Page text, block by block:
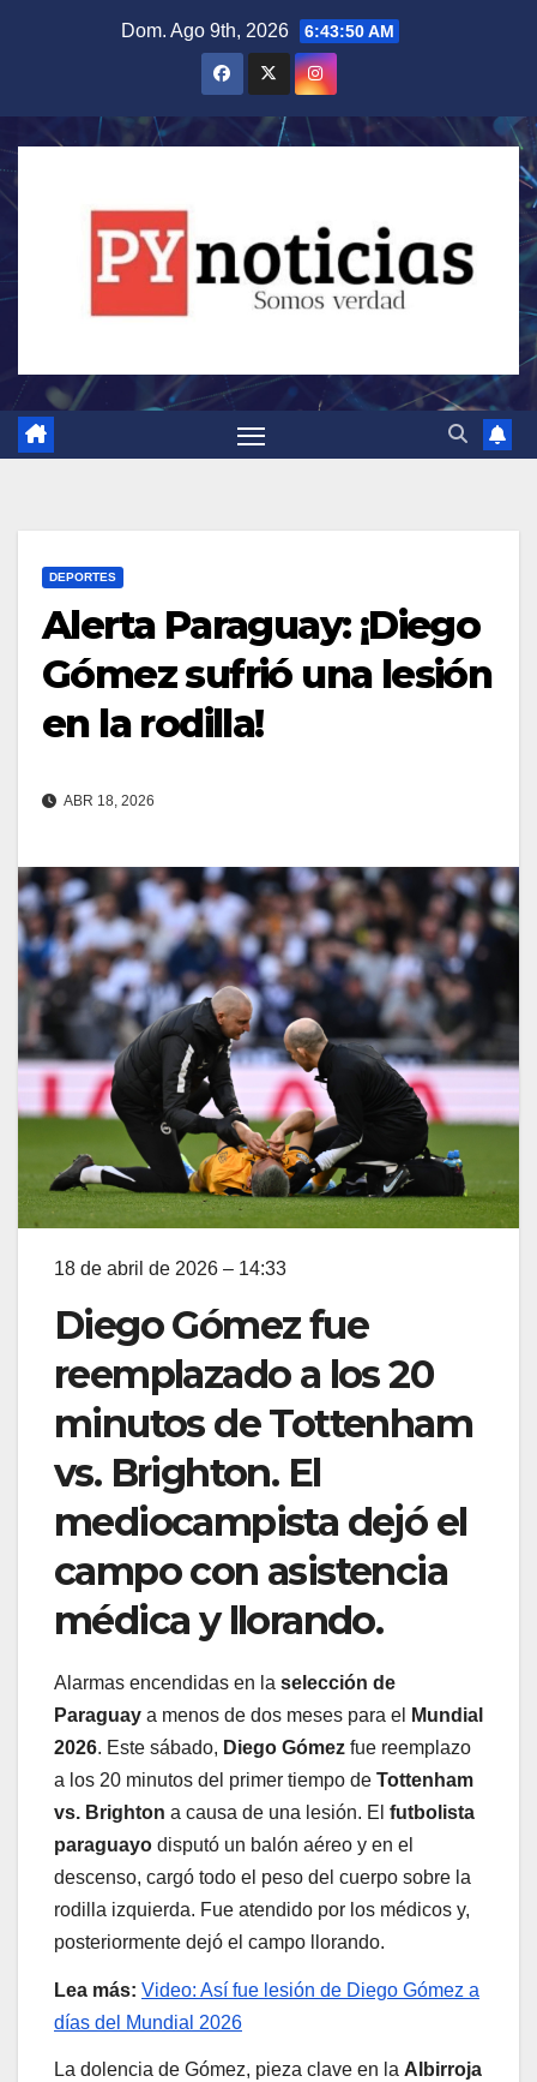
Dom. Ago 9th, 2026 6:43:51 AM
DEPORTES
Alerta Paraguay: ¡Diego
Gómez sufrió una lesión
en la rodilla!
ABR 18, 2026
18 de abril de 2026 – 14:33
Diego Gómez fue
reemplazado a los 20
minutos de Tottenham
vs. Brighton. El
mediocampista dejó el
campo con asistencia
médica y llorando.
Alarmas encendidas en la selección de
Paraguay a menos de dos meses para el
Mundial
2026. Este sábado, Diego Gómez fue reemplazo
a los 20 minutos del primer tiempo de Tottenham
vs. Brighton a causa de una lesión. El futbolista
paraguayo disputó un balón aéreo y en el
descenso, cargó todo el peso del cuerpo sobre la
rodilla izquierda. Fue atendido por los médicos y,
posteriormente dejó el campo llorando.
Lea más: Video: Así fue lesión de Diego Gómez a
días del Mundial 2026
La dolencia de Gómez, pieza clave en la Albirroja